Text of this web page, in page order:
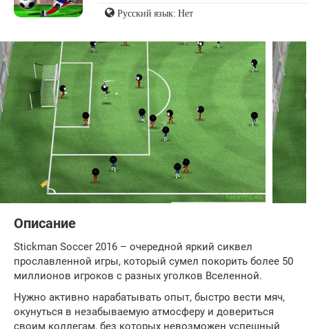
Русский язык: Нет
Описание
Stickman Soccer 2016 – очередной яркий сиквел
прославленной игры, который сумел покорить более 50
миллионов игроков с разных уголков Вселенной.
Нужно активно нарабатывать опыт, быстро вести мяч,
окунуться в незабываемую атмосферу и довериться
своим коллегам, без которых невозможен успешный